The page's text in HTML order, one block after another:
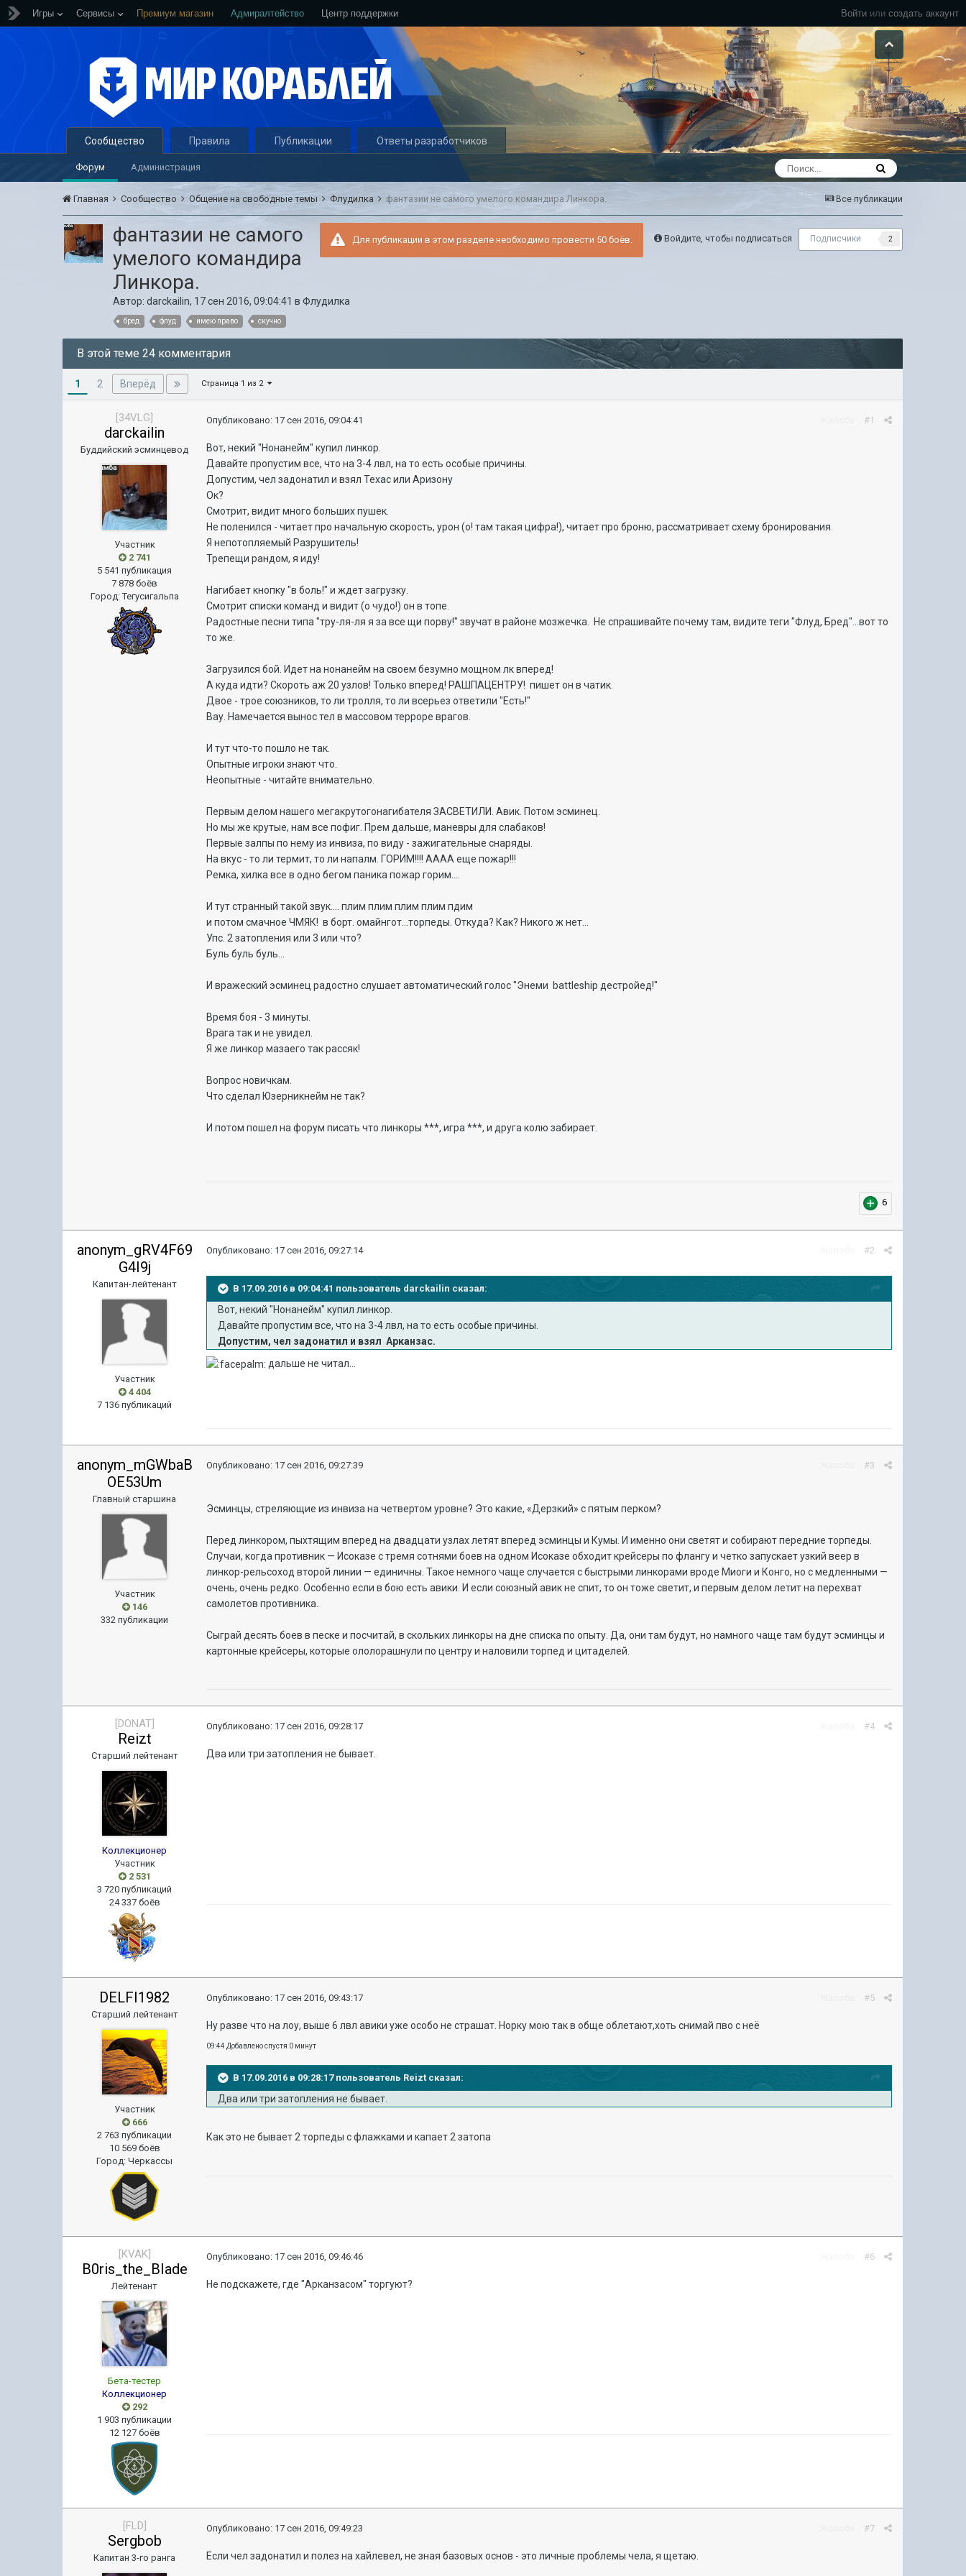
Войти или создать аккаунт
Игры Сервисы Премиум магазин Адмиралтейство Центр поддержки
Сообщество
Форум Администрация
Правила Публикации Ответы разработчиков
Все публикации
Главная Сообщество Общение на свободные темы Флудилка фантазии не самого умелого командира Линкора.
Войдите, чтобы подписаться Подписчики 2
Для публикации в этом разделе необходимо провести 50 боёв.
фантазии не самого
умелого командира
Линкора.
Автор:darckailin, 17 сен 2016, 09:04:41 вФлудилка
бред флуд имею право скучно
В этой теме 24 комментария
1 2 Вперёд Страница 1 из 2
[34VLG]
darckailin
Буддийский эсминцевод
Участник
2 741
5 541 публикация
7 878 боёв
Город:Тегусигальпа
#1
Опубликовано: 17 сен 2016, 09:04:41
Вот, некий "Нонанейм" купил линкор.
Давайте пропустим все, что на 3-4 лвл, на то есть особые причины.
Допустим, чел задонатил и взял Техас или Аризону
Ок?
Смотрит, видит много больших пушек.
Не поленился - читает про начальную скорость, урон (о! там такая цифра!), читает про броню, рассматривает схему бронирования.
Я непотопляемый Разрушитель!
Трепещи рандом, я иду!
Нагибает кнопку "в боль!" и ждет загрузку.
Смотрит списки команд и видит (о чудо!) он в топе.
Радостные песни типа "тру-ля-ля я за все щи порву!" звучат в районе мозжечка. Не спрашивайте почему там, видите теги "Флуд, Бред"...вот то
то же.
Загрузился бой. Идет на нонанейм на своем безумно мощном лк вперед!
А куда идти? Скороть аж 20 узлов! Только вперед! РАШПАЦЕНТРУ! пишет он в чатик.
Двое - трое союзников, то ли тролля, то ли всерьез ответили "Есть!"
Вау. Намечается вынос тел в массовом терроре врагов.
И тут что-то пошло не так.
Опытные игроки знают что.
Неопытные - читайте внимательно.
Первым делом нашего мегакрутогонагибателя ЗАСВЕТИЛИ. Авик. Потом эсминец.
Но мы же крутые, нам все пофиг. Прем дальше, маневры для слабаков!
Первые залпы по нему из инвиза, по виду - зажигательные снаряды.
На вкус - то ли термит, то ли напалм. ГОРИМ!!!! АААА еще пожар!!!
Ремка, хилка все в одно бегом паника пожар горим....
И тут странный такой звук.... плим плим плим плим пдим
и потом смачное ЧМЯК! в борт. омайнгот...торпеды. Откуда? Как? Никого ж нет...
Упс. 2 затопления или 3 или что?
Буль буль буль...
И вражеский эсминец радостно слушает автоматический голос "Энеми battleship дестройед!"
Время боя - 3 минуты.
Врага так и не увидел.
Я же линкор мазаего так рассяк!
Вопрос новичкам.
Что сделал Юзерникнейм не так?
И потом пошел на форум писать что линкоры ***, игра ***, и друга колю забирает.
6
anonym_gRV4F69
G4I9j
Капитан-лейтенант
Участник
4 404
7 136 публикаций
#2
Опубликовано: 17 сен 2016, 09:27:14
В 17.09.2016 в 09:04:41 пользователь darckailin сказал:
Вот, некий "Нонанейм" купил линкор.
Давайте пропустим все, что на 3-4 лвл, на то есть особые причины.
Допустим, чел задонатил и взял Арканзас.
дальше не читал...
anonym_mGWbaB
OE53Um
Главный старшина
Участник
146
332 публикации
#3
Опубликовано: 17 сен 2016, 09:27:39
Эсминцы, стреляющие из инвиза на четвертом уровне? Это какие, «Дерзкий» с пятым перком?
Перед линкором, пыхтящим вперед на двадцати узлах летят вперед эсминцы и Кумы. И именно они светят и собирают передние торпеды.
Случаи, когда противник — Исоказе с тремя сотнями боев на одном Исоказе обходит крейсеры по флангу и четко запускает узкий веер в
линкор-рельсоход второй линии — единичны. Такое немного чаще случается с быстрыми линкорами вроде Миоги и Конго, но с медленными —
очень, очень редко. Особенно если в бою есть авики. И если союзный авик не спит, то он тоже светит, и первым делом летит на перехват
самолетов противника.
Сыграй десять боев в песке и посчитай, в скольких линкоры на дне списка по опыту. Да, они там будут, но намного чаще там будут эсминцы и
картонные крейсеры, которые ололорашнули по центру и наловили торпед и цитаделей.
[DONAT]
Reizt
Старший лейтенант
Коллекционер
Участник
2 531
3 720 публикаций
24 337 боёв
#4
Опубликовано: 17 сен 2016, 09:28:17
Два или три затопления не бывает.
DELFI1982
Старший лейтенант
Участник
666
2 763 публикации
10 569 боёв
Город:Черкассы
#5
Опубликовано: 17 сен 2016, 09:43:17
Ну разве что на лоу, выше 6 лвл авики уже особо не страшат. Норку мою так в обще облетают,хоть снимай пво с неё
09:44 Добавлено спустя 0 минут
В 17.09.2016 в 09:28:17 пользователь Reizt сказал:
Два или три затопления не бывает.
Как это не бывает 2 торпеды с флажками и капает 2 затопа
[KVAK]
B0ris_the_BIade
Лейтенант
Бета-тестер
Коллекционер
292
1 903 публикации
12 127 боёв
#6
Опубликовано: 17 сен 2016, 09:46:46
Не подскажете, где "Арканзасом" торгуют?
[FLD]
Sergbob
Капитан 3-го ранга
#7
Опубликовано: 17 сен 2016, 09:49:23
Если чел задонатил и полез на хайлевел, не зная базовых основ - это личные проблемы чела, я щетаю.